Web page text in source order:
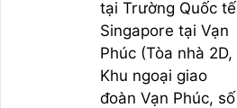
tại Trường Quốc tế
Singapore tại Vạn
Phúc (Tòa nhà 2D,
Khu ngoại giao
đoàn Vạn Phúc, số